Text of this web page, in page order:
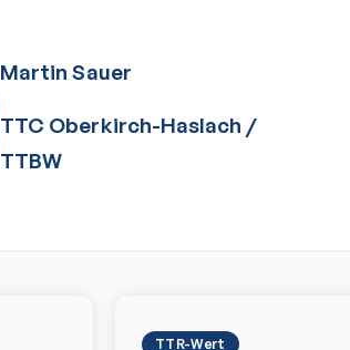
Martin Sauer
TTC Oberkirch-Haslach /
TTBW
TTR-Wert